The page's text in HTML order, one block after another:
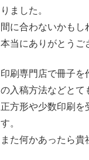
りました。
間に合わないかもし
本当にありがとうご
印刷専門店で冊子を
の入稿方法などとて
正方形や少数印刷を
す。
また何かあったら貴